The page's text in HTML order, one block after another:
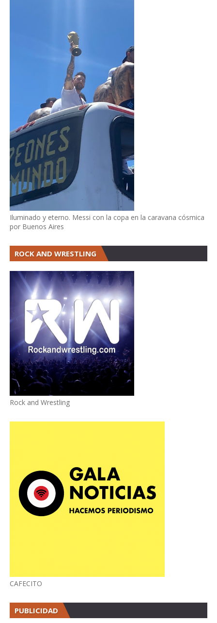
Iluminado y eterno. Messi con la copa en la caravana cósmica
por Buenos Aires
ROCK AND WRESTLING
Rock and Wrestling
CAFECITO
PUBLICIDAD